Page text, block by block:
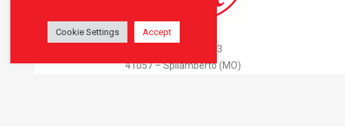
AMAS Srl
Via Don Attilio Bondi, 3
41057 – Spilamberto (MO)
Cookie Settings Accept